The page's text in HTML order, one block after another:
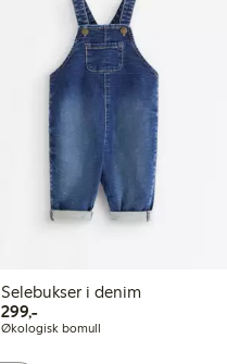
Selebukser i denim
299,-299,00 kr
Økologisk bomull